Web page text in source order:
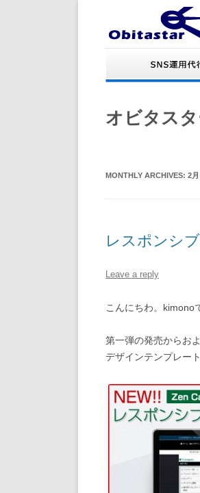
オビタス
MONTHLY ARCHIVES: 2
レスポンシ
Leave a reply
こんにちわ。kimono
第一弾の発売からお
デザインテンプレー